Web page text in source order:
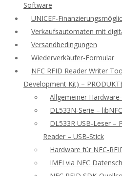
Software
UNICEF-
Verkaufsautomaten mit
Versandbedingungen
Wiederverkäufer-Formular
NFC RFID Reader Writer
Development Kit) –
Allgemeiner
DL533N-Serie –
DL533R USB-Leser –
Reader – USB-Stick
Hardware für NFC-
IMEI via NFC